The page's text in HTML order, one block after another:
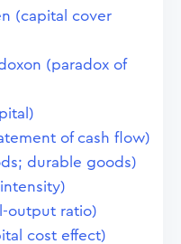
(capital cover
(paradox of
of cash flow)
durable goods)
output ratio)
cost effect)